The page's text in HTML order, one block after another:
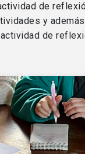
de
y
de